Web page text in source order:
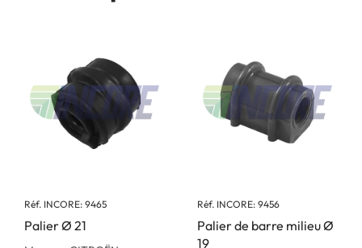
Réf. INCORE: 9465
Palier Ø 21
Réf. INCORE: 9456
Palier de barre milieu Ø
19